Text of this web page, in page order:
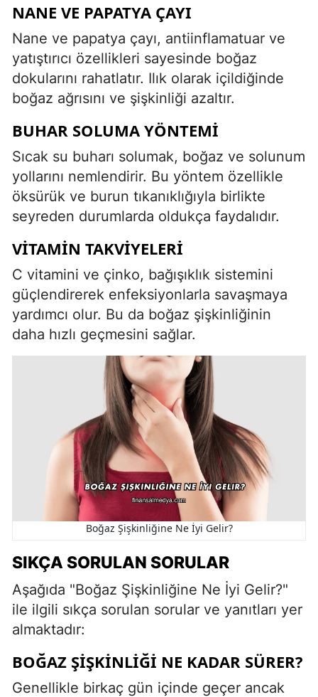
NANE VE PAPATYA ÇAYI
Nane ve papatya çayı, antiinflamatuar ve
yatıştırıcı özellikleri sayesinde boğaz
dokularını rahatlatır. Ilık olarak içildiğinde
boğaz ağrısını ve şişkinliği azaltır.
BUHAR SOLUMA YÖNTEMI
Sıcak su buharı solumak, boğaz ve solunum
yollarını nemlendirir. Bu yöntem özellikle
öksürük ve burun tıkanıklığıyla birlikte
seyreden durumlarda oldukça faydalıdır.
VITAMIN TAKVIYELERI
C vitamini ve çinko, bağışıklık sistemini
güçlendirerek enfeksiyonlarla savaşmaya
yardımcı olur. Bu da boğaz şişkinliğinin
daha hızlı geçmesini sağlar.
Boğaz Şişkinliğine Ne İyi Gelir?
SIKÇA SORULAN SORULAR
Aşağıda "Boğaz Şişkinliğine Ne İyi Gelir?"
ile ilgili sıkça sorulan sorular ve yanıtları yer
almaktadır:
BOĞAZ ŞIŞKINLIĞI NE KADAR SÜRER?
Genellikle birkaç gün içinde geçer ancak